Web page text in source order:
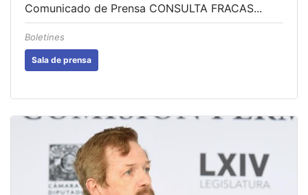
Comunicado de Prensa CONSULTA FRACAS...
Boletines
Sala de prensa